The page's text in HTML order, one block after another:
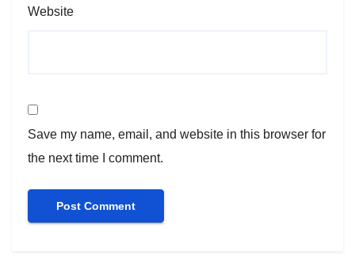
Website
Save my name, email, and website in this browser for
the next time I comment.